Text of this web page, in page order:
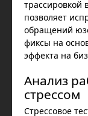
трассировкой
позволяет
обращений
фиксы на
эффекта на
Анализ
стрессом
Стрессовое